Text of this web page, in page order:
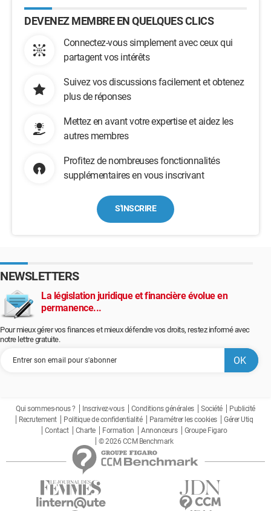
DEVENEZ MEMBRE EN QUELQUES CLICS
Connectez-vous simplement avec ceux qui
partagent vos intérêts
Suivez vos discussions facilement et obtenez
plus de réponses
Mettez en avant votre expertise et aidez les
autres membres
Profitez de nombreuses fonctionnalités
supplémentaires en vous inscrivant
S'INSCRIRE
NEWSLETTERS
La législation juridique et financière évolue en
permanence...
Pour mieux gérer vos finances et mieux défendre vos droits, restez informé avec
notre lettre gratuite.
Qui sommes-nous ? Inscrivez-vous Conditions générales Société
Publicité
Recrutement
Politique de confidentialité Paramétrer les cookies
Gérer Utiq
Contact
Charte Formation Annonceurs
Groupe Figaro
© 2026 CCM Benchmark